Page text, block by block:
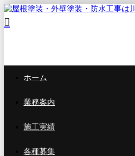
ホーム
業務案内
施工実績
各種募集